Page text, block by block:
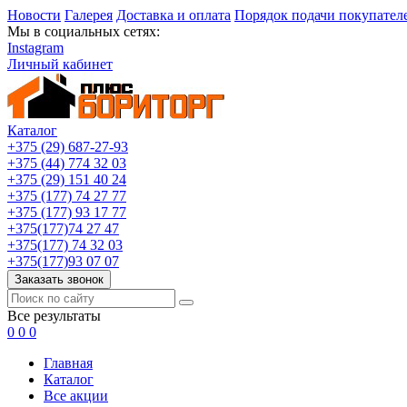
Новости Галерея Доставка и оплата Порядок подачи
Мы в социальных сетях:
Instagram
Личный кабинет
Каталог
+375 (29) 687-27-93
+375 (44) 774 32 03
+375 (29) 151 40 24
+375 (177) 74 27 77
+375 (177) 93 17 77
+375(177)74 27 47
+375(177) 74 32 03
+375(177)93 07 07
Заказать звонок
Все результаты
0 0 0
Главная
Каталог
Все акции